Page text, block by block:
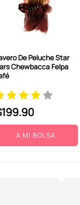
De Peluche Star
Chewbacca Felpa
199.90
A MI BOLSA